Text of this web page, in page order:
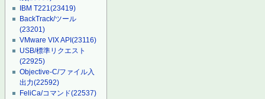
IBM T221(23419)
BackTrack/ツール
(23201)
VMware VIX API(23116)
USB/標準リクエスト
(22925)
Objective-C/ファイル入
出力(22592)
FeliCa/コマンド(22537)